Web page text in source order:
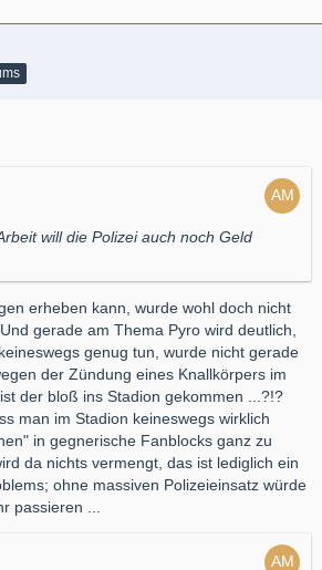
will die Polizei auch noch Geld
erheben kann, wurde wohl doch nicht
gerade am Thema Pyro wird deutlich,
genug tun, wurde nicht gerade
der Zündung eines Knallkörpers im
der bloß ins Stadion gekommen ...?!?
man im Stadion keineswegs wirklich
in gegnerische Fanblocks ganz zu
da nichts vermengt, das ist lediglich ein
ohne massiven Polizeieinsatz würde
passieren ...